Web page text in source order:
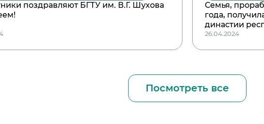
поздравляют БГТУ им. В.Г. Шухова
Семья,
года,
династии
26.04.2024
Посмотреть все